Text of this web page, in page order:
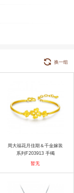
换一组
周大福花月佳期＆千金嫁装
系列F203913 手镯
暂无